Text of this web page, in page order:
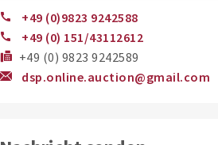
+49 (0)9823 9242588
+49 (0) 151/43112612
+49 (0) 9823 9242589
dsp.online.auction@gmail.com